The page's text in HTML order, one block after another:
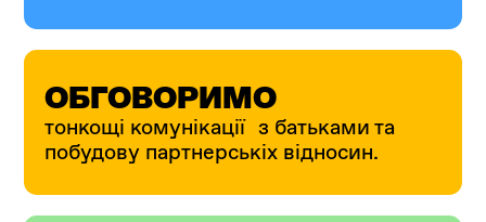
ОБГОВОРИМО
тонкощі комунікації з батьками та
побудову партнерськіх відносин.